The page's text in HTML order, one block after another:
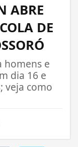
ABRE
DE
homens e
dia 16 e
veja como